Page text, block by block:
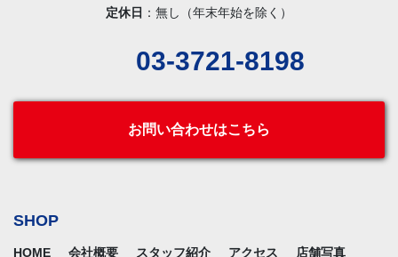
定休日 ：無し（年末年始を除く）
03-3721-8198
お問い合わせはこちら
SHOP
HOME 会社概要 スタッフ紹介 アクセス 店舗写真